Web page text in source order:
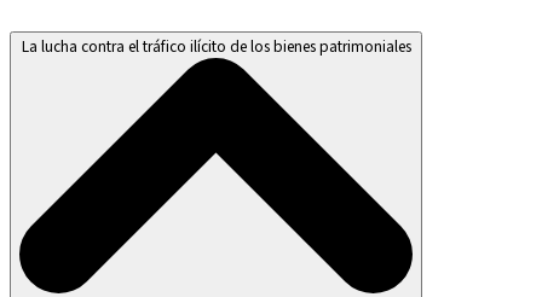
La lucha contra el tráfico ilícito de los bienes patrimoniales